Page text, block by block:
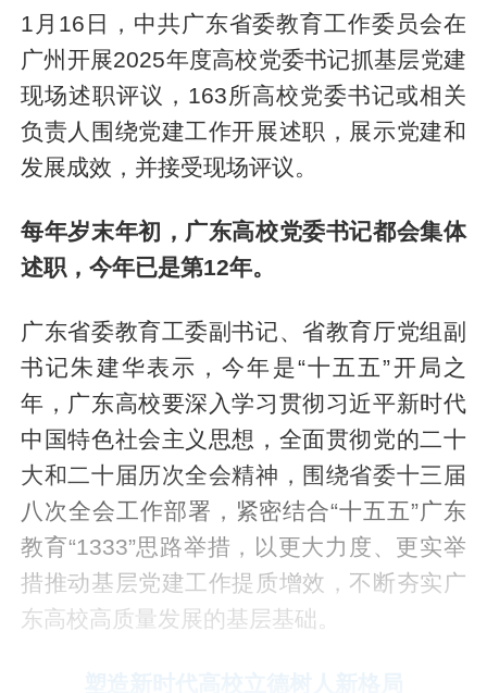
1月16日，中共广东省委教育工作委员会在
广州开展2025年度高校党委书记抓基层党建
现场述职评议，163所高校党委书记或相关
负责人围绕党建工作开展述职，展示党建和
发展成效，并接受现场评议。
每年岁末年初，广东高校党委书记都会集体
述职，今年已是第12年。
广东省委教育工委副书记、省教育厅党组副
书记朱建华表示，今年是“十五五”开局之
年，广东高校要深入学习贯彻习近平新时代
中国特色社会主义思想，全面贯彻党的二十
大和二十届历次全会精神，围绕省委十三届
八次全会工作部署，紧密结合“十五五”广东
教育“1333”思路举措，以更大力度、更实举
措推动基层党建工作提质增效，不断夯实广
东高校高质量发展的基层基础。